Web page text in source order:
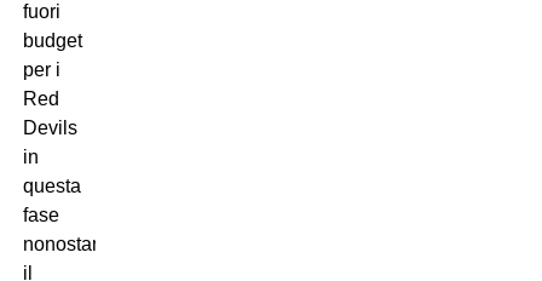
fuori
budget
per i
Red
Devils
in
questa
fase
nonostante
il